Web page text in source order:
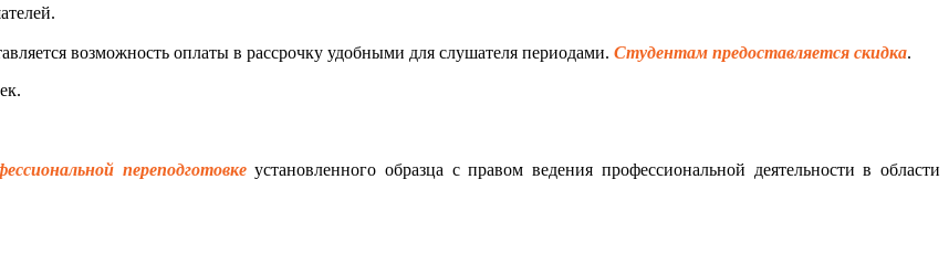
возможность оплаты в рассрочку удобными для слушателя периодами. Студентам предоставляется скидка.
переподготовкеустановленного образца с правом ведения профессиональной деятельности в области